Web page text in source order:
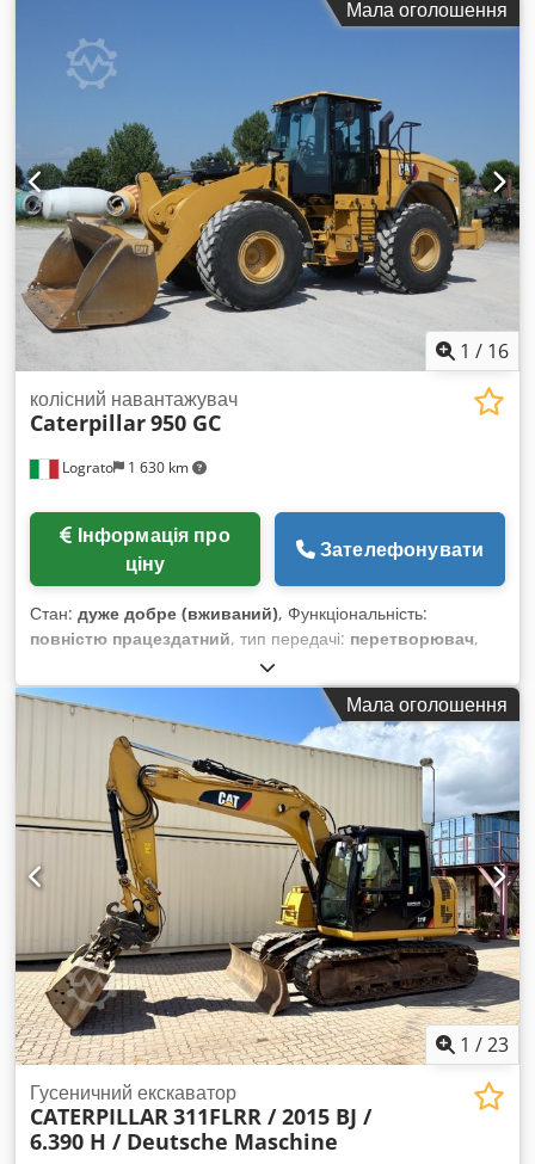
Мала оголошення
1 / 16
Lograto 1 630 km
колісний навантажувач
Caterpillar950 GC
ціну
Зателефонувати
Стан: дуже добре (вживаний), Функціональність:
повністю працездатний, тип передачі: перетворювач,
, загальна вага:
реєстрація:01/2022, Рік виготовлення:2021, Обладнання:
кондиціонер, Мала оголошення
1 /23
Гусеничний екскаватор
CATERPILLAR311FLRR / 2015 BJ /
6.390 H / Deutsche Maschine